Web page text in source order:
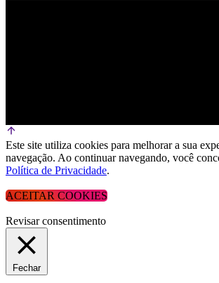
Este site utiliza cookies para melhorar a sua
navegação. Ao continuar navegando, você
Política de Privacidade.
ACEITAR COOKIES
Revisar consentimento
Fechar